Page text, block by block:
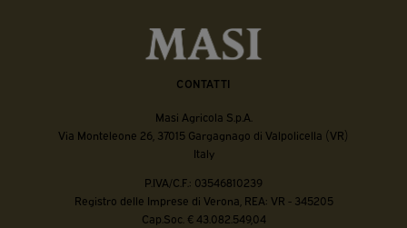
CONTATTI
Masi Agricola S.p.A.
Via Monteleone 26, 37015 Gargagnago di Valpolicella (VR)
Italy
P.IVA/C.F.: 03546810239
Registro delle Imprese di Verona, REA: VR - 345205
Cap.Soc. € 43.082.549,04